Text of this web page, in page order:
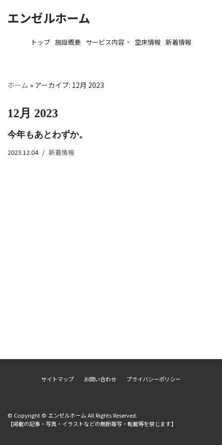
へ
キ
プ
エンゼルホーム
トップ 施設概要 サービス内容 空床情報 新着情報
ホーム » アーカイブ: 12月 2023
12月 2023
今年もあとわずか。
2023.12.04 新着情報
サイトマップ お問い合わせ プライバシーポリシー
© Copyright © エンゼルホーム All Rights Reserved.
【掲載の記事・写真・イラストなどの無断複写・転載等を禁じます】